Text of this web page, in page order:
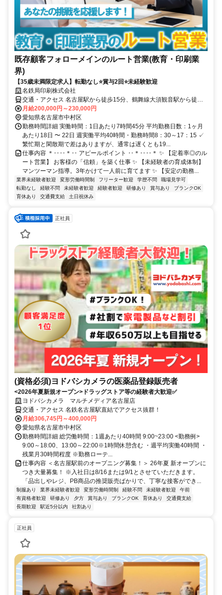
既存顧客フォローメインのルート営業(教育・印刷業
界)
【35歳未満限定求人】転勤なし⭐賞与2回⭐未経験歓迎
名鉄局印刷株式会社
交通・アクセス 名古屋駅から徒歩15分、鶴舞線大須観音駅から徒歩
14分 ・転勤なし
月給200,000円～230,000円
愛知県名古屋市中村区
勤務時間詳細 実働時間：1日あたり7時間45分 平均勤務日数：1ヶ月
あたり18日 〜 22日 週実働平均40時間・勤務時間8：30～17：15 ✓
繁忙期と閑散期で差はありますが、通常は遅くとも19...
仕事内容 ＊‥‥＊‥ アピールポイント ‥＊‥‥＊ ✨ 【定着率◎のル
ート営業】 お客様の「信頼」を築く仕事 ✨ 【未経験者の育成体制】
マンツーマン指導。3年かけて一人前に育てます ✨ 【安定の勤務...
業界未経験者歓迎 変形労働時間制 フリーター歓迎 学歴不問
職場見学可
転勤なし
経験不問 未経験者歓迎 経験者歓迎 研修あり 賞与あり
ブランクOK
育休あり
交通費支給 土日祝休み
正社員
(資格必須)ヨドバシカメラの医薬品登録販売者
<2026年夏新規オープン>ドラッグストア等の経験者大歓迎✅
ヨドバシカメラ マルチメディア名古屋店
交通・アクセス 名鉄名古屋駅直結でアクセス抜群！
月給306,745円～400,000円
愛知県名古屋市中村区
勤務時間詳細 総労働時間：1週あたり40時間 9:00~23:00 <勤務例>
9:00～18:00、13:00～22:00※1時間休憩含む ・週平均実働40時間 ・
残業月30時間程度 ※勤務ローテ...
仕事内容 ＜名古屋駅前のオープニング募集！＞ 26年夏 新オープンに
つき大量募集！ ※入社日は8/16または9/1とさせていただきます。
「品出しやレジ、PB商品の推奨販売ばかりで、丁寧な接客ができ...
制服あり 業界未経験者歓迎 変形労働時間制 経験不問 未経験者歓迎
午前
有資格者歓迎
研修あり 夕方 賞与あり ブランクOK 育休あり
交通費支給
長期歓迎
駅近5分以内 社割あり
正社員